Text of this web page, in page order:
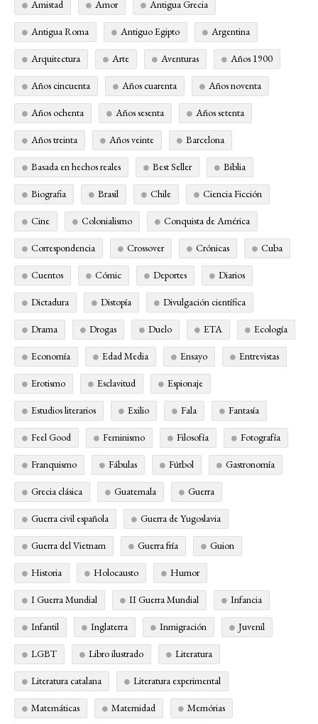
Amistad Amor Antigua Grecia
Antigua Roma Antiguo Egipto Argentina
Arquitectura Arte Aventuras Años 1900
Años cincuenta Años cuarenta Años noventa
Años ochenta Años sesenta Años setenta
Años treinta Años veinte Barcelona
Basada en hechos reales Best Seller Biblia
Biografia Brasil Chile Ciencia Ficción
Cine Colonialismo Conquista de América
Correspondencia Crossover Crónicas Cuba
Cuentos Cómic Deportes Diarios
Dictadura Distopía Divulgación científica
Drama Drogas Duelo ETA Ecología
Economía Edad Media Ensayo Entrevistas
Erotismo Esclavitud Espionaje
Estudios literarios Exilio Fala Fantasía
Feel Good Feminismo Filosofía Fotografía
Franquismo Fábulas Fútbol Gastronomía
Grecia clásica Guatemala Guerra
Guerra civil española Guerra de Yugoslavia
Guerra del Vietnam Guerra fría Guion
Historia Holocausto Humor
I Guerra Mundial II Guerra Mundial Infancia
Infantil Inglaterra Inmigración Juvenil
LGBT Libro ilustrado Literatura
Literatura catalana Literatura experimental
Matemáticas Maternidad Memórias